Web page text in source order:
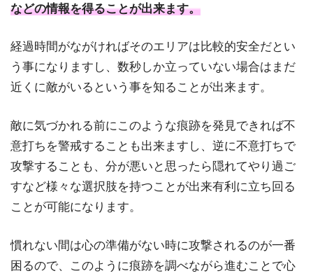
などの情報を得ることが出来ます。
経過時間がながければそのエリアは比較的安全だとい
う事になりますし、数秒しか立っていない場合はまだ
近くに敵がいるという事を知ることが出来ます。
敵に気づかれる前にこのような痕跡を発見できれば不
意打ちを警戒することも出来ますし、逆に不意打ちで
攻撃することも、分が悪いと思ったら隠れてやり過ご
すなど様々な選択肢を持つことが出来有利に立ち回る
ことが可能になります。
慣れない間は心の準備がない時に攻撃されるのが一番
困るので、このように痕跡を調べながら進むことで心